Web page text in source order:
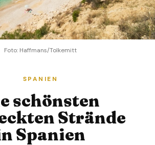
Foto: Haffmans/Tolkemitt
SPANIEN
schönsten
Strände
Spanien